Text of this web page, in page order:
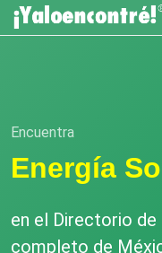
Encuentra
Energía
en el Directorio
completo de